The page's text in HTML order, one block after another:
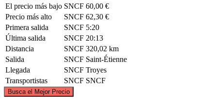
El precio más bajo SNCF 60,00 €
Precio más alto
SNCF 62,30 €
Primera salida
SNCF 5:20
Última salida
SNCF 20:13
Distancia
SNCF 320,02 km
Salida
SNCF Saint-Étienne
Llegada
SNCF Troyes
Transportistas
SNCF SNCF
Busca el Mejor Precio